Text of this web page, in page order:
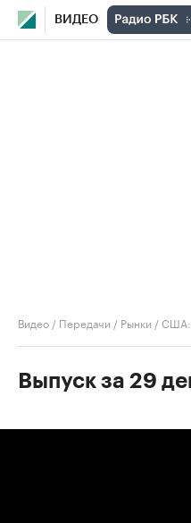
ВИДЕО
Видео / Передачи / Рынки /США:
Выпуск за 29